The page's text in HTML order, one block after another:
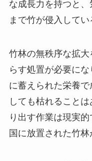
な成長力を持つと
まで竹が侵入してい
竹林の無秩序な拡
らす処置が必要に
に蓄えられた栄養
しても枯れること
り出す作業は現実
国に放置された竹林